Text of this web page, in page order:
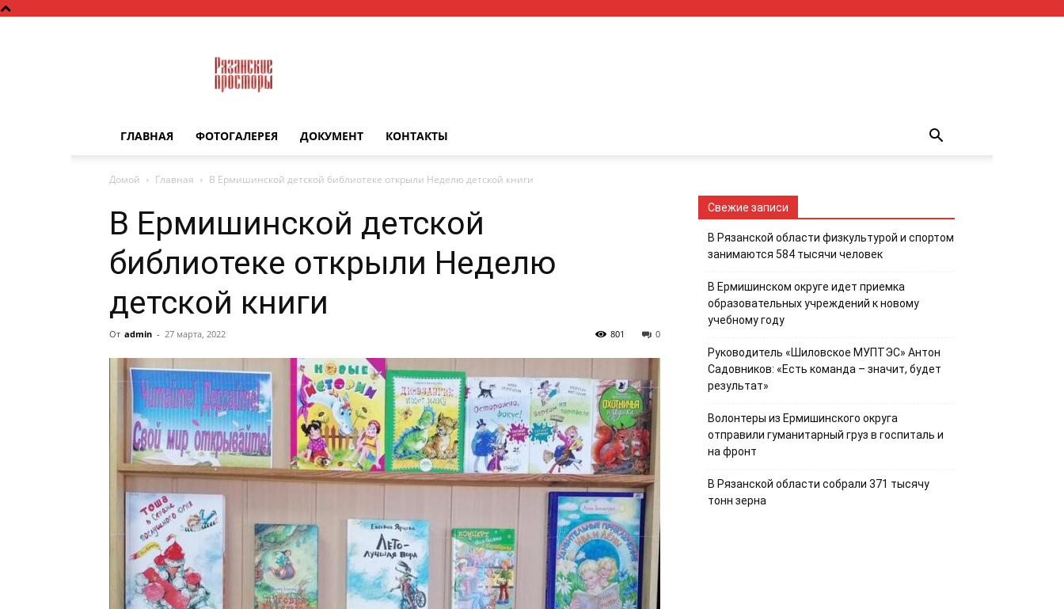
просторы
ГЛАВНАЯ ФОТОГАЛЕРЕЯ ДОКУМЕНТ КОНТАКТЫ
Домой Главная В Ермишинской детской библиотеке открыли Неделю детской книги
В Ермишинской детской
библиотеке открыли Неделю
детской книги
От admin - 27 марта, 2022 0
801
Свежие записи
В Рязанской области физкультурой и спортом
занимаются 584 тысячи человек
В Ермишинском округе идет приемка
образовательных учреждений к новому
учебному году
Руководитель «Шиловское МУПТЭС» Антон
Садовников: «Есть команда – значит, будет
результат»
Волонтеры из Ермишинского округа
отправили гуманитарный груз в госпиталь и
на фронт
В Рязанской области собрали 371 тысячу
тонн зерна